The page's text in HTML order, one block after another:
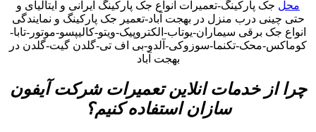
محل جک پارکینگ-تعمیرات انواع جک پارکینگ ایرانی و ایتالیای و
حتی چینی درب منزل در بهجت آباد-تعمیر جک پارکینگ و نمایندگی
انواع جک برقی سیماران-یوتاب-الکتروپیک-ویتو-کالیپسو-موتور-تابا-
کوماکس-محک-تکنما-سوزوکی-آلدو-بی اف تی-گلدن گیت-گلدن در
بهجت آباد
چرا از خدمات انلاین تعمیرات شرکت آیفون
سازان استفاده کنیم؟